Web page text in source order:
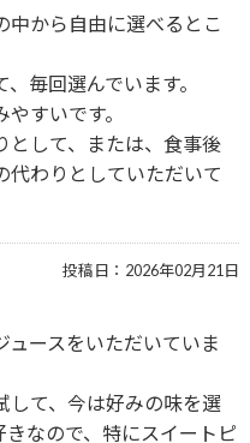
中から自由に選べるとこ
毎回選んでいます。
すいです。
として、または、食事後
代わりとしていただいて
投稿日： 2026年02月21日
ースをいただいていま
して、今は好みの味を選
なので、特にスイートピ